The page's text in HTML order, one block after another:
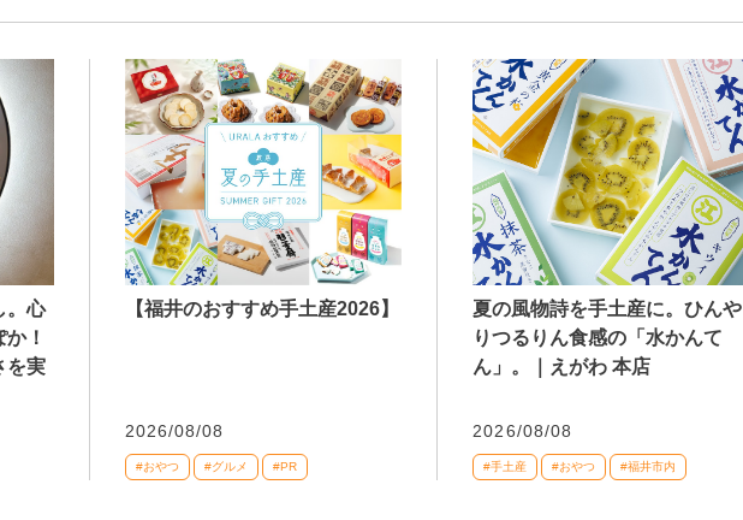
。心
！
を実
【福井のおすすめ手土産2026】
2026/08/08
#おやつ #グルメ #PR
夏の風物詩を手土産に。ひんや
りつるりん食感の「水かんて
ん」。｜えがわ 本店
2026/08/08
#手土産 #おやつ #福井市内